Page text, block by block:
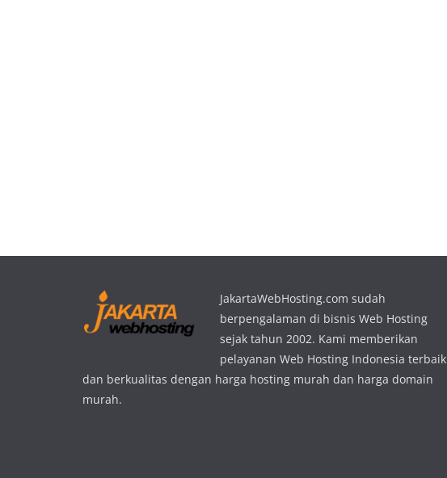
JakartaWebHosting.com sudah
berpengalaman di bisnis Web Hosting
sejak tahun 2002. Kami memberikan
pelayanan Web Hosting Indonesia terbaik
dan berkualitas dengan harga hosting murah dan harga domain
murah.